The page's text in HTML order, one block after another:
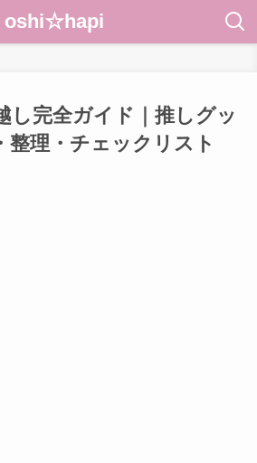
oshi☆hapi
し完全ガイド｜推しグッ
整理・チェックリスト